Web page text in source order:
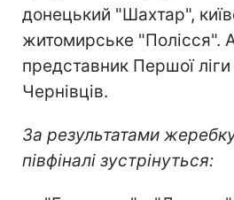
донецький "Шахтар",
житомирське "Полісся".
представник Першої
Чернівців.
За результатами
півфіналі зустрінуться: